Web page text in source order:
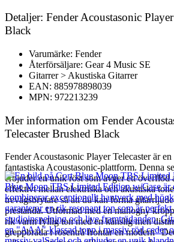
Detaljer: Fender Acoustasonic
Black
Varumärke: Fender
Återförsäljare: Gear 4 Music SE
Gitarrer > Akustiska Gitarrer
EAN: 885978898039
MPN: 972213239
Mer information om Fender
Telecaster Brushed Black
Fender Acoustasonic Player Telecaster är
fantastiska Acoustasonic-plattform. Denna
erbjuder en unik röst som avger ett
effektivt mellan elektriska och akustiska
trevägsbrytare så att du kan forma
prestanda. Utformad med en mahogny
rik varm fyllig ton med en känslig men
greppbräda i rosenträ frontar en modern